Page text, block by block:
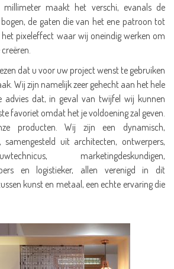
maakt het verschi, evanals de
de gaten die van het ene patroon tot
het pixeleffect waar wij oneindig werken om
dat u voor uw project wenst te gebruiken
Wij zijn namelijk zeer gehecht aan het hele
advies dat, in geval van twijfel wij kunnen
favoriet omdat het je voldoening zal geven.
producten. Wij zijn een dynamisch,
uit architecten, ontwerpers,
marketingdeskundigen,
en logistieker, allen verenigd in dit
kunst en metaal, een echte ervaring die